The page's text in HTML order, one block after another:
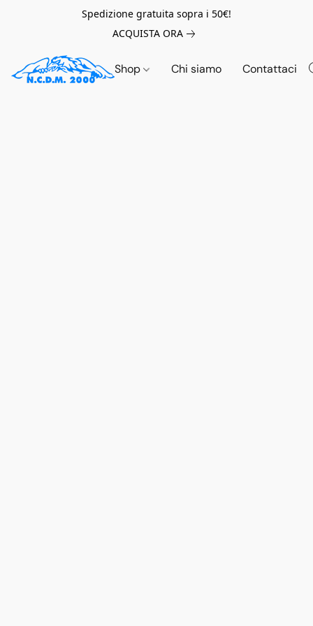
Spedizione gratuita sopra i 50€!
ACQUISTA ORA
Shop Chi siamo Contattaci